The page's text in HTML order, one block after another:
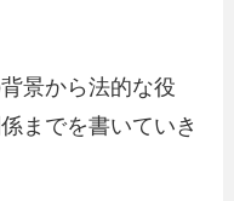
景から法的な役
までを書いていき